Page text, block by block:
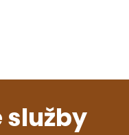
služby